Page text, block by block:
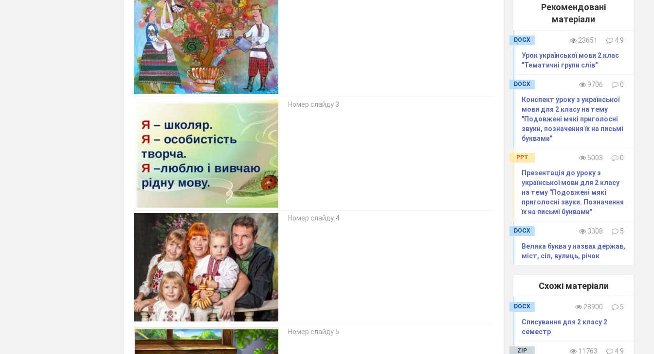
Номер слайду 3
Номер слайду 4
Номер слайду 5
Рекомендовані
матеріали
DOCX 23651
4.9
Урок української мови 2 клас
"Тематичні групи слів"
DOCX 9706
0
Конспект уроку з української
мови для 2 класу на тему
"Подовжені мякі приголосні
звуки, позначення їх на письмі
буквами"
PPT 5003
0
Презентація до уроку з
української мови для 2 класу
на тему "Подовжені мякі
приголосні звуки. Позначення
їх на письмі буквами"
DOCX 3308
5
Велика буква у назвах держав,
міст, сіл, вулиць, річок
Схожі матеріали
DOCX 28900
5
Списування для 2 класу 2
семестр
ZIP 11763
4.9